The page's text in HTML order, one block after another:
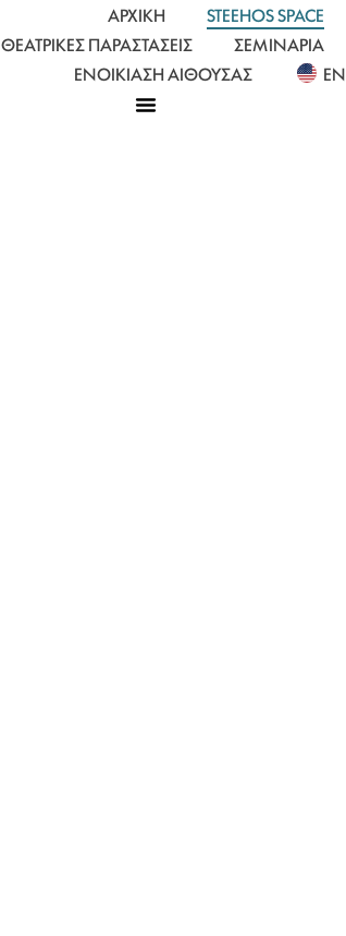
ΑΡΧΙΚΉ
STEEHOS SPACE
ΘΕΑΤΡΙΚΈΣ ΠΑΡΑΣΤΆΣΕΙΣ
ΣΕΜΙΝΆΡΙΑ
ΕΝΟΙΚΊΑΣΗ ΑΊΘΟΥΣΑΣ
EN